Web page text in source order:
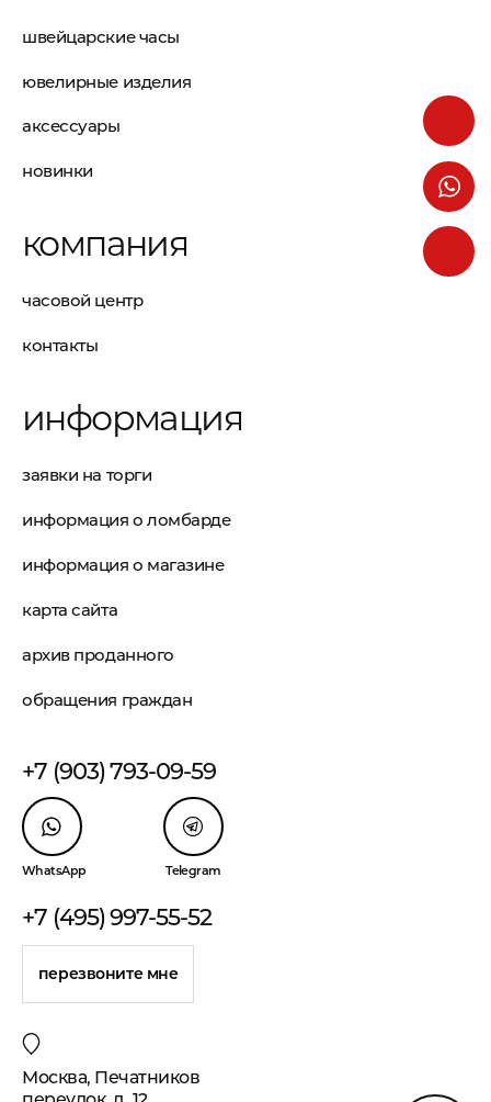
швейцарские часы
ювелирные изделия
аксессуары
новинки
компания
часовой центр
контакты
информация
заявки на торги
информация о ломбарде
информация о магазине
карта сайта
архив проданного
обращения граждан
+7 (903) 793-09-59
WhatsApp Telegram
+7 (495) 997-55-52
перезвоните мне
Москва, Печатников